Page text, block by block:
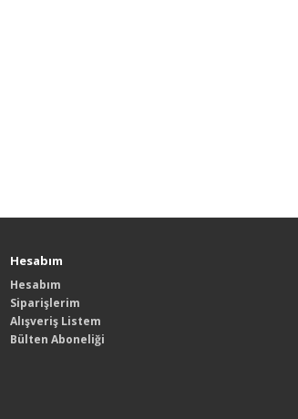
Hesabım
Hesabım
Siparişlerim
Alışveriş Listem
Bülten Aboneliği